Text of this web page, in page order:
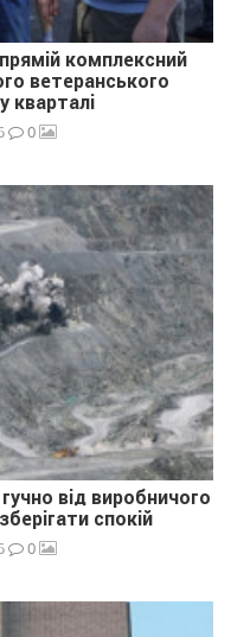
комплексний
ветеранського
кварталі
0
від виробничого
спокій
0